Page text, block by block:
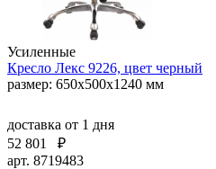
Усиленные
Кресло Лекс 9226, цвет черный
размер: 650х500х1240 мм
доставка от 1 дня
52 801
₽
арт. 8719483